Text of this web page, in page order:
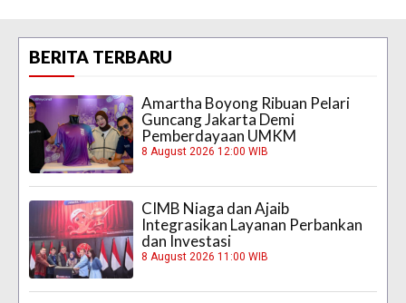
BERITA TERBARU
Amartha Boyong Ribuan Pelari
Guncang Jakarta Demi
Pemberdayaan UMKM
8 August 2026 12:00 WIB
CIMB Niaga dan Ajaib
Integrasikan Layanan Perbankan
dan Investasi
8 August 2026 11:00 WIB